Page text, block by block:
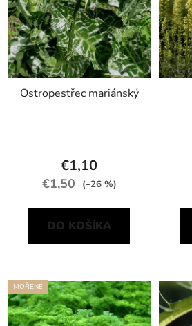
Ostropestřec mariánský
€1,10
€1,50 (–26 %)
DO KOŠÍKA
MOŘENÉ